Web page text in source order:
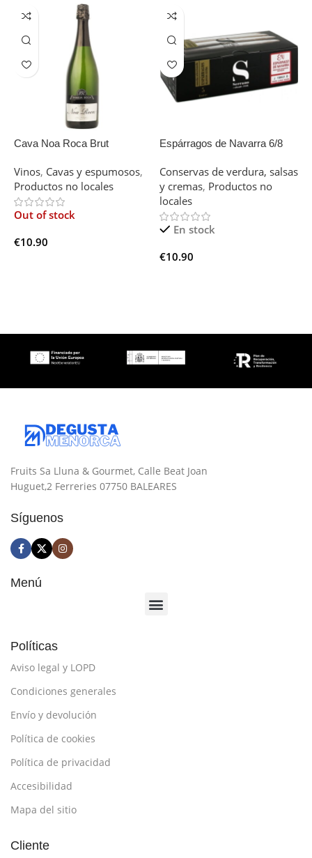
Cava Noa Roca Brut
Vinos, Cavas y espumosos,
Productos no locales
Out of stock
€10.90
Espárragos de Navarra 6/8
Conservas de verdura, salsas
y cremas, Productos no
locales
En stock
€10.90
Fruits Sa Lluna & Gourmet, Calle Beat Joan
Huguet,2 Ferreries 07750 BALEARES
Síguenos
Menú
Políticas
Aviso legal y LOPD
Condiciones generales
Envío y devolución
Política de cookies
Política de privacidad
Accesibilidad
Mapa del sitio
Cliente